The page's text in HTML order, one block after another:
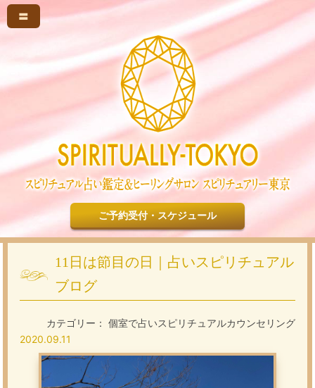
〓
ご予約受付・スケジュール
11日は節目の日｜占いスピリチュアル
ブログ
カテゴリー： 個室で占いスピリチュアルカウンセリング
2020.09.11